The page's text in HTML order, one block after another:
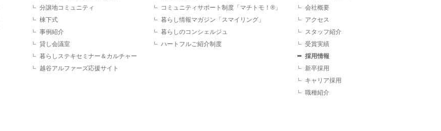
分譲地コミュニティ
棟下式
事例紹介
貸し会議室
暮らしステキセミナー＆カルチャー
越谷アルファーズ応援サイト
コミュニティサポート制度「マチトモ！®」
暮らし情報マガジン「スマイリング」
暮らしのコンシェルジュ
ハートフルご紹介制度
会社概要
アクセス
スタッフ紹介
受賞実績
採用情報
新卒採用
キャリア採用
職種紹介